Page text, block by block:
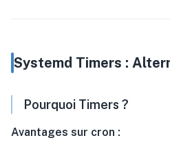
Systemd Timers :
Pourquoi Timers ?
Avantages sur cron :